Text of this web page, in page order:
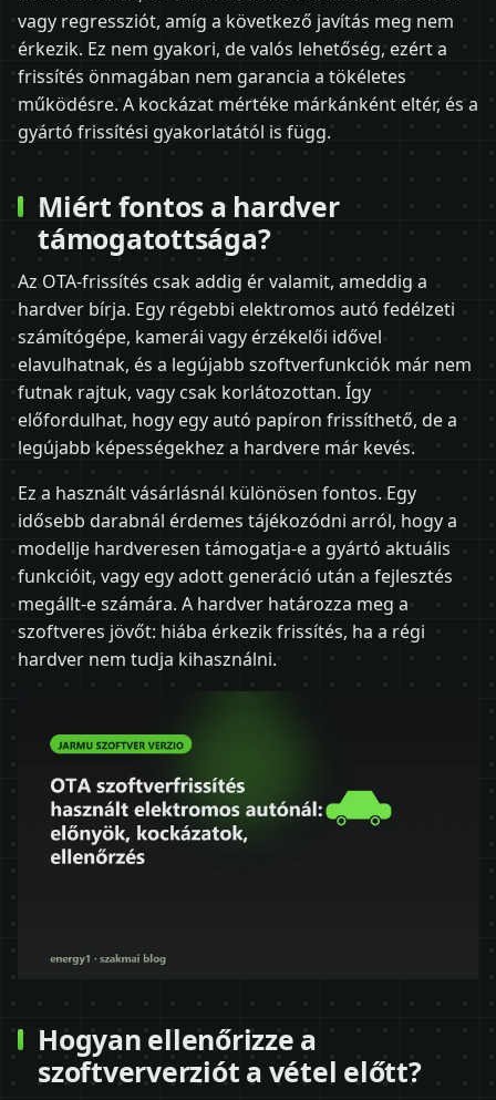
vagy regressziót, amíg a következő javítás meg nem
érkezik. Ez nem gyakori, de valós lehetőség, ezért a
frissítés önmagában nem garancia a tökéletes
működésre. A kockázat mértéke márkánként eltér, és a
gyártó frissítési gyakorlatától is függ.
Miért fontos a hardver
támogatottsága?
Az OTA-frissítés csak addig ér valamit, ameddig a
hardver bírja. Egy régebbi elektromos autó fedélzeti
számítógépe, kamerái vagy érzékelői idővel
elavulhatnak, és a legújabb szoftverfunkciók már nem
futnak rajtuk, vagy csak korlátozottan. Így
előfordulhat, hogy egy autó papíron frissíthető, de a
legújabb képességekhez a hardvere már kevés.
Ez a használt vásárlásnál különösen fontos. Egy
idősebb darabnál érdemes tájékozódni arról, hogy a
modellje hardveresen támogatja-e a gyártó aktuális
funkcióit, vagy egy adott generáció után a fejlesztés
megállt-e számára. A hardver határozza meg a
szoftveres jövőt: hiába érkezik frissítés, ha a régi
hardver nem tudja kihasználni.
Hogyan ellenőrizze a
szoftververziót a vétel előtt?